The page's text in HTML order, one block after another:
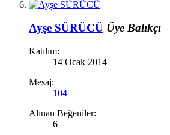
Ayşe SÜRÜCÜ Üye Balıkçı
Katılım:
14 Ocak 2014
Mesaj:
104
Alınan Beğeniler:
6